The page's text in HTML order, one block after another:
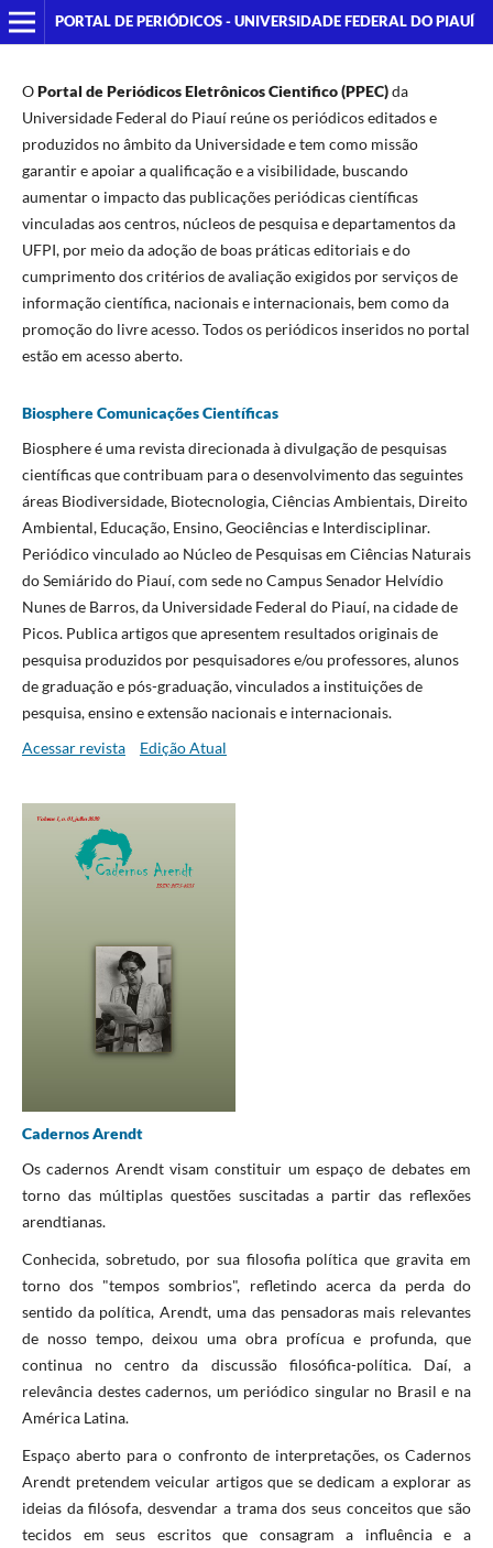
PORTAL DE PERIÓDICOS - UNIVERSIDADE FEDERAL DO PIAUÍ
OPortal de PeriódicosEletrônicos Cientifico (PPEC)da
Universidade Federal do Piauí reúne os periódicos editados e
produzidos no âmbito da Universidade e tem como missão
garantir e apoiar a qualificação e a visibilidade, buscando
aumentar o impacto das publicações periódicas científicas
vinculadas aos centros, núcleos de pesquisa e departamentos da
UFPI, por meio da adoção de boas práticas editoriais e do
cumprimento dos critérios de avaliação exigidos por serviços de
informação científica, nacionais e internacionais, bem como da
promoção do livre acesso. Todos os periódicos inseridos no portal
estão em acesso aberto.
Biosphere Comunicações Científicas
Biosphere é uma revista direcionada à divulgação de pesquisas
científicas que contribuam para o desenvolvimento das seguintes
áreas Biodiversidade, Biotecnologia, Ciências Ambientais, Direito
Ambiental, Educação, Ensino, Geociências e Interdisciplinar.
Periódico vinculado ao Núcleo de Pesquisas em Ciências Naturais
do Semiárido do Piauí, com sede no Campus Senador Helvídio
Nunes de Barros, da Universidade Federal do Piauí, na cidade de
Picos. Publica artigos que apresentem resultados originais de
pesquisa produzidos por pesquisadores e/ou professores, alunos
de graduação e pós-graduação, vinculados a instituições de
pesquisa, ensino e extensão nacionais e internacionais.
Acessar revista
Edição Atual
Cadernos Arendt
Os cadernos Arendt visam constituir um espaço de debates em
torno das múltiplas questões suscitadas a partir das reflexões
arendtianas.
Conhecida, sobretudo, por sua filosofia política que gravita em
torno dos "tempos sombrios", refletindo acerca da perda do
sentido da política, Arendt, uma das pensadoras mais relevantes
de nosso tempo, deixou uma obra profícua e profunda, que
continua no centro da discussão filosófica-política. Daí, a
relevância destes cadernos, um periódico singular no Brasil e na
América Latina.
Espaço aberto para o confronto de interpretações, os Cadernos
Arendt pretendem veicular artigos que se dedicam a explorar as
ideias da filósofa, desvendar a trama dos seus conceitos que são
tecidos em seus escritos que consagram a influência e a